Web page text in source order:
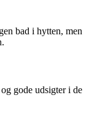
bad i hytten, men
gode udsigter i de